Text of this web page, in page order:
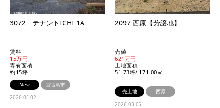
3072 テナントICHI 1A
賃料
15万円
専有面積
約15坪
New
宮古島市
2026.05.02
2097 西原【分譲地】
売値
621万円
土地面積
51.73坪/ 171.00㎡
売土地
西原
2026.03.05